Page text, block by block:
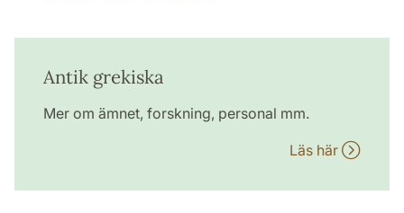
Antik grekiska
Mer om ämnet, forskning, personal mm.
Läs här